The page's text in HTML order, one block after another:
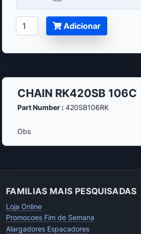
Adicionar
CHAIN RK420SB 106C
Part Number :420SB106RK
Obs
FAMILIAS MAIS PESQUISADAS
Loja Online
Promocoes Fim de Semana
Alargadores Espacadores